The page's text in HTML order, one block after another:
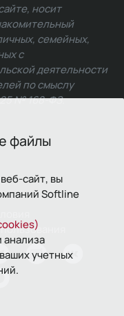
файлы
сайт, вы
Softline
анализа
учетных
носит
семейных,
с
деятельности
по смыслу
№ 168-ФЗ.